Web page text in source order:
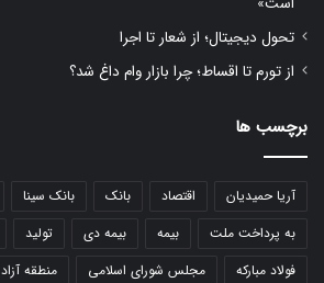
تحول دیجیتال؛ از شعار تا اجرا
از تورم تا اقساط؛ چرا بازار وام داغ شد؟
برچسب ها
آریا حمیدیان اقتصاد بانک بانک سینا
به پرداخت ملت
بیمه بیمه دی تولید
فولاد مبارکه
مجلس شورای اسلامی منطقه آزاد